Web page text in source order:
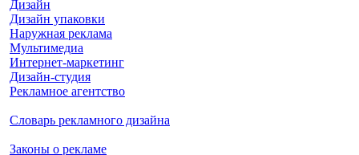
Дизайн
Дизайн упаковки
Наружная реклама
Мультимедиа
Интернет-маркетинг
Дизайн-студия
Рекламное агентство
Словарь рекламного дизайна
Законы о рекламе